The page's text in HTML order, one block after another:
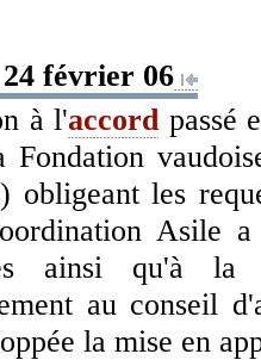
février 06
à l'accordpassé
obligeant les
Asile
ainsi qu'à
au conseil
la mise en